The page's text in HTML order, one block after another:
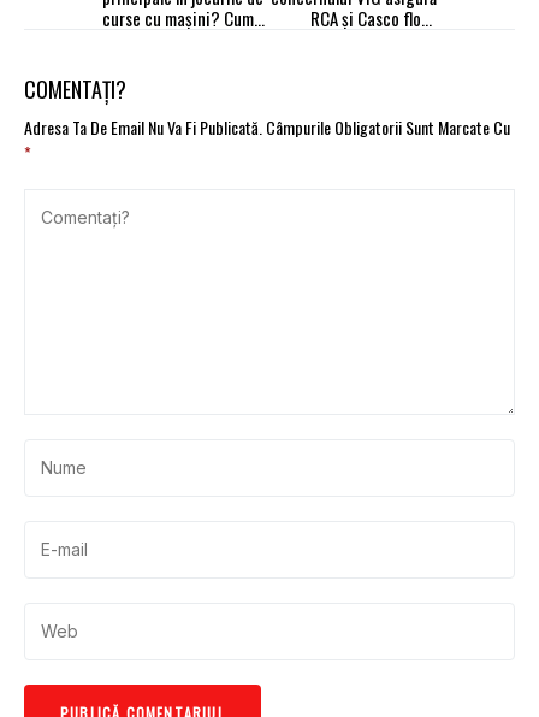
curse cu mașini? Cum
RCA și Casco flota
COMENTAȚI?
Adresa Ta De Email Nu Va Fi Publicată.Câmpurile Obligatorii Sunt Marcate Cu
*